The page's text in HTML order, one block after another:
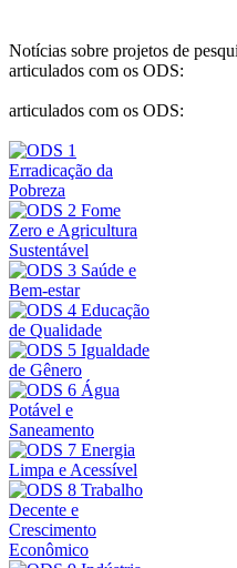
Notícias sobre projetos de
articulados com os ODS:
articulados com os ODS: